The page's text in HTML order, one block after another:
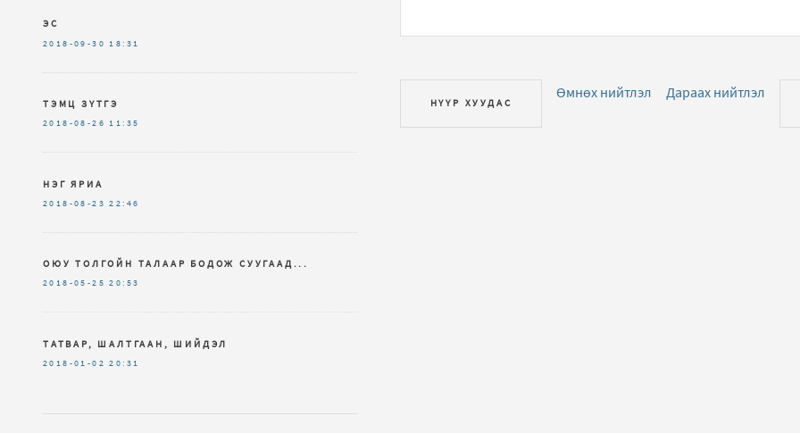
НҮҮР ХУУДАС
Өмнөх нийтлэл Дараах нийтлэл
ЭС
2018-09-30 18:31
ТЭМЦ ЗҮТГЭ
2018-08-26 11:35
НЭГ ЯРИА
2018-08-23 22:46
ОЮУ ТОЛГОЙН ТАЛААР БОДОЖ СУУГААД...
2018-05-25 20:53
ТАТВАР, ШАЛТГААН, ШИЙДЭЛ
2018-01-02 20:31